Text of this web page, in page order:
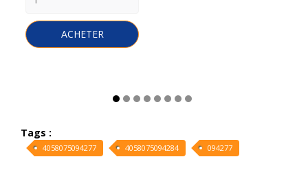
ACHETER
Tags :
4058075094277 4058075094284 094277